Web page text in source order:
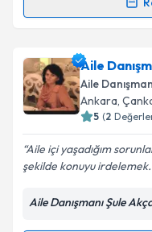
kapsamda
Randevu
Aile Danışmanı
takvimi talebi
almanız için bir
bilgilendireceğiz.
E-posta Adresiniz
Aile
Aile
Ankara,
5 (2
Aile içi yaşadığım
şekilde konuyu
Aile Danışmanı Şule